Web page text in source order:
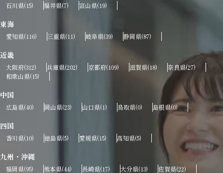
石川県(15) 福井県(7) 富山県(19)
東海
愛知県(116) 三重県(11) 岐阜県(39) 静岡県(87)
近畿
大阪府(312) 兵庫県(202) 京都府(109) 滋賀県(18) 奈良県(27)
和歌山県(15)
中国
広島県(40) 岡山県(23) 山口県(1) 鳥取県(0) 島根県(0)
四国
香川県(10) 徳島県(5) 愛媛県(15) 高知県(5)
九州・沖縄
福岡県(95) 熊本県(44) 長崎県(17) 大分県(13) 佐賀県(22)